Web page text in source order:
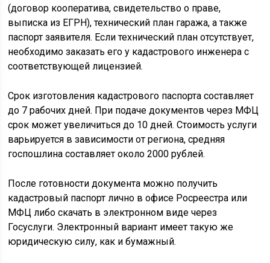
(договор кооператива, свидетельство о праве,
выписка из ЕГРН), технический план гаража, а также
паспорт заявителя. Если технический план отсутствует,
необходимо заказать его у кадастрового инженера с
соответствующей лицензией.
Срок изготовления кадастрового паспорта составляет
до 7 рабочих дней. При подаче документов через МФЦ
срок может увеличиться до 10 дней. Стоимость услуги
варьируется в зависимости от региона, средняя
госпошлина составляет около 2000 рублей.
После готовности документа можно получить
кадастровый паспорт лично в офисе Росреестра или
МФЦ либо скачать в электронном виде через
Госуслуги. Электронный вариант имеет такую же
юридическую силу, как и бумажный.